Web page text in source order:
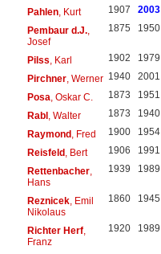
Pahlen, Kurt 1907 2003
Pembaur d.J.,
Josef
1875 1950
Pilss , Karl 1902 1979
Pirchner, Werner 1940 2001
Posa , Oskar C. 1873 1951
Rabl, Walter 1873 1940
Raymond, Fred 1900 1954
Reisfeld, Bert 1906 1991
Rettenbacher,
Hans
1939 1989
Reznicek, Emil
Nikolaus
1860 1945
Richter Herf,
Franz
1920 1989